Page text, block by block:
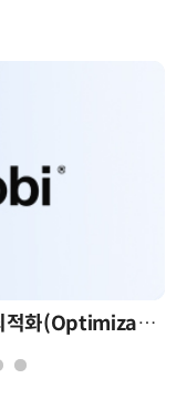
AI 시대의 의사결정을 바꾸는 수리최적화(Optimization): 실제 산업 적용 사례와 활용 전략